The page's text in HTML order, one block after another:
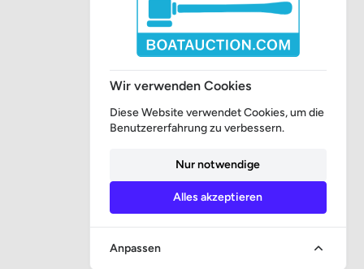
Wir verwenden Cookies
Diese Website verwendet Cookies, um die
Benutzererfahrung zu verbessern.
Nur notwendige
Alles akzeptieren
Anpassen